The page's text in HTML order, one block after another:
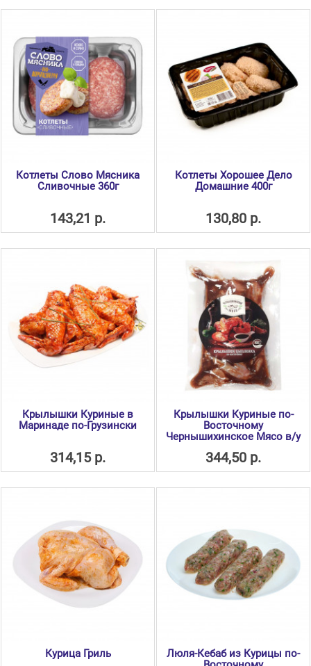
Котлеты Слово Мясника
Сливочные 360г
143,21 р.
Котлеты Хорошее Дело
Домашние 400г
130,80 р.
Крылышки Куриные в
Маринаде по-Грузински
314,15 р.
Крылышки Куриные по-
Восточному
Чернышихинское Мясо в/у
344,50 р.
Курица Гриль
Люля-Кебаб из Курицы по-